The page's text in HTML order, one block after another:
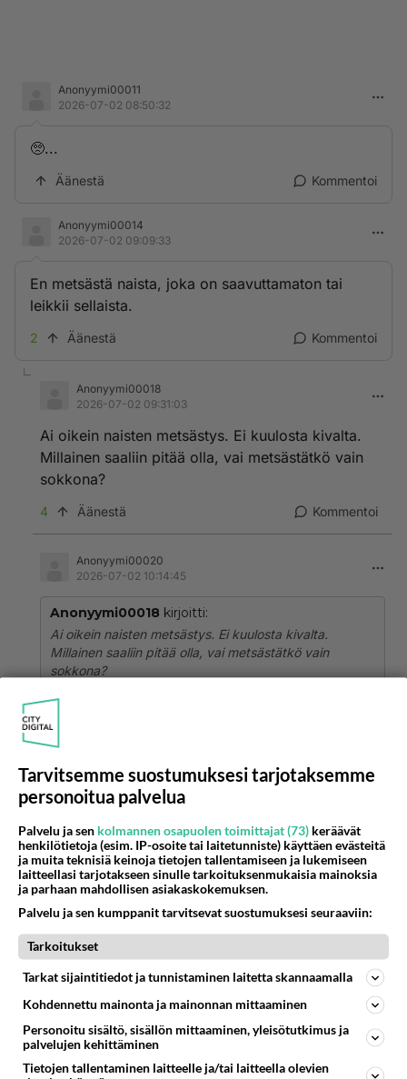
Anonyymi00011
2026-07-02 08:50:32
🥺...
Äänestä Kommentoi
Anonyymi00014
2026-07-02 09:09:33
En metsästä naista, joka on saavuttamaton tai
leikkii sellaista.
2 Äänestä Kommentoi
Anonyymi00018
2026-07-02 09:31:03
Ai oikein naisten metsästys. Ei kuulosta kivalta.
Millainen saaliin pitää olla, vai metsästätkö vain
sokkona?
4 Äänestä Kommentoi
Anonyymi00020
2026-07-02 10:14:45
Anonyymi00018 kirjoitti:
Ai oikein naisten metsästys. Ei kuulosta kivalta.
Millainen saaliin pitää olla, vai metsästätkö vain
sokkona?
Tällä tyypillä on joku defenssi päällä ja kuvitelmia
siitä, että jos mutisee tällaista naista esittävän
tekee parannuksen
Anonyymi00022
2026-07-02 17:22:50
Kävikö vaihtoehto huono itsetunto mielessä, että
ei usko, että joku voisi pitää? Ei se näy yleensä
ulospäin välttämättä.
Äänestä Kommentoi
Anonyymi00026
2026-07-02 17:53:26
Tarvitsemme suostumuksesi tarjotaksemme
personoitua palvelua
Palvelu ja sen kolmannen osapuolen toimittajat (73) keräävät
henkilötietoja (esim. IP-osoite tai laitetunniste) käyttäen evästeitä
ja muita teknisiä keinoja tietojen tallentamiseen ja lukemiseen
laitteellasi tarjotakseen sinulle tarkoituksenmukaisia mainoksia
ja parhaan mahdollisen asiakaskokemuksen.
Palvelu ja sen kumppanit tarvitsevat suostumuksesi seuraaviin:
Tarkoitukset
Tarkat sijaintitiedot ja tunnistaminen laitetta skannaamalla
Kohdennettu mainonta ja mainonnan mittaaminen
Personoitu sisältö, sisällön mittaaminen, yleisötutkimus ja
palvelujen kehittäminen
Tietojen tallentaminen laitteelle ja/tai laitteella olevien